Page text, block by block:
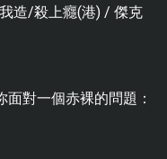
造/殺上癮(港) / 傑克
對一個赤裸的問題：